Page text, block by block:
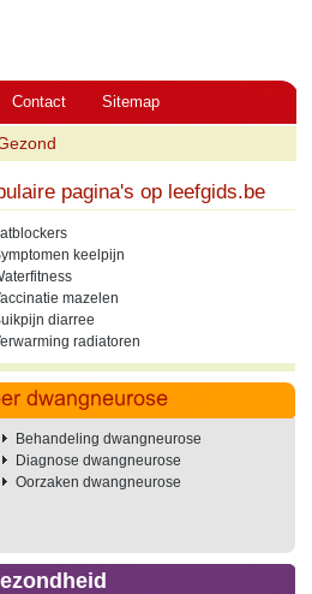
Contact Sitemap
pagina's op leefgids.be
keelpijn
mazelen
diarree
radiatoren
Behandeling dwangneurose
Diagnose dwangneurose
Oorzaken dwangneurose